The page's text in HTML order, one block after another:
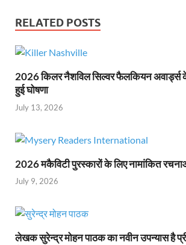
RELATED POSTS
2026 किलर नैशविल सिल्वर फैलकियन अवार्ड्स
हुई घोषणा
July 13, 2026
2026 मकैविटी पुरस्कारों के लिए नामांकित
July 9, 2026
लेखक सुरेन्द्र मोहन पाठक का नवीन उपन्यास है